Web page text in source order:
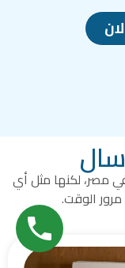
في مصر، لكنها مثل أي
الوقت.